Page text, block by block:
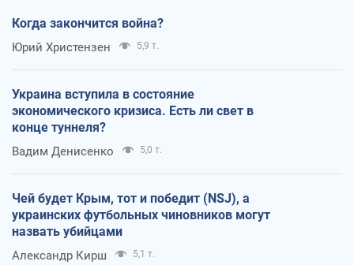
Когда закончится война?
Юрий Христензен 5,9 т.
Украина вступила в состояние
экономического кризиса. Есть ли свет в
конце туннеля?
Вадим Денисенко 5,0 т.
Чей будет Крым, тот и победит (NSJ), а
украинских футбольных чиновников могут
назвать убийцами
Александр Кирш 5,1 т.